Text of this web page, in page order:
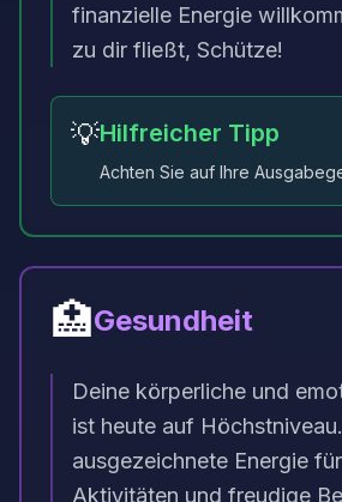
finanzielle Energie
zu dir fließt, Schütze!
💡Hilfreicher Tipp
Achten Sie auf Ihre
🏥Gesundheit
Deine körperliche und
ist heute auf
ausgezeichnete Energie
Aktivitäten und freudige